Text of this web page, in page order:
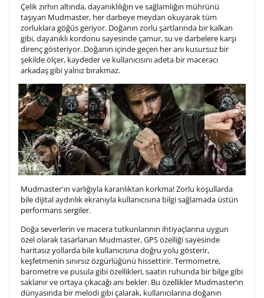
Kişiselleştirilmiş ürünlerin teslim süresi gravür işleme
sebebi ile 1-2 iş günü uzamaktadır. Gravür İşlemi
tamamlandıktan sonra siparişiniz kargoya verilecektir.
Kişiselleştirilmiş
ürünlerde
iade ve değişim
yapılamaz.
Çelik zırhın altında, dayanıklılığın ve sağlamlığın mührünü
taşıyan Mudmaster, her darbeye meydan okuyarak tüm
zorluklara göğüs geriyor. Doğanın zorlu şartlarında bir kalkan
gibi, dayanıklı kordonu sayesinde çamur, su ve darbelere karşı
direnç gösteriyor. Doğanın içinde geçen her anı kusursuz bir
şekilde ölçer, kaydeder ve kullanıcısını adeta bir maceracı
arkadaş gibi yalnız bırakmaz.
Mudmaster'ın varlığıyla karanlıktan korkma! Zorlu koşullarda
bile dijital aydınlık ekranıyla kullanıcısına bilgi sağlamada üstün
performans sergiler.
Doğa severlerin ve macera tutkunlarının ihtiyaçlarına uygun
özel olarak tasarlanan Mudmaster, GPS özelliği sayesinde
haritasız yollarda bile kullanıcısına doğru yolu gösterir,
keşfetmenin sınırsız özgürlüğünü hissettirir. Termometre,
barometre ve pusula gibi özellikleri, saatin ruhunda bir bilge gibi
saklanır ve ortaya çıkacağı anı bekler. Bu özellikler Mudmaster’ın
dünyasında bir melodi gibi çalarak, kullanıcılarına doğanın